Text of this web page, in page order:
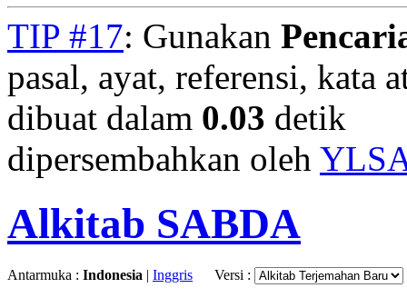
TIP #17: Gunakan
pasal, ayat, referensi, kata
dibuat dalam 0.03 detik
dipersembahkan oleh
Alkitab SABDA
Antarmuka : Indonesia | Inggris Versi :